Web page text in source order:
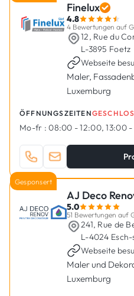
Finelux
4.8
4 Bewertungen auf
12, Rue du
L-3895 Foetz
Webseite
Maler,
Luxemburg
ÖFFNUNGSZEITEN
Mo-fr : 08:00 - 12:00, 13:00
Gesponsert
AJ Deco
5.0
51 Bewertungen auf
241, Rue de
L-4024
Webseite
Maler und
Luxemburg